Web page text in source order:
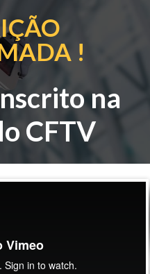
!
na
CFTV